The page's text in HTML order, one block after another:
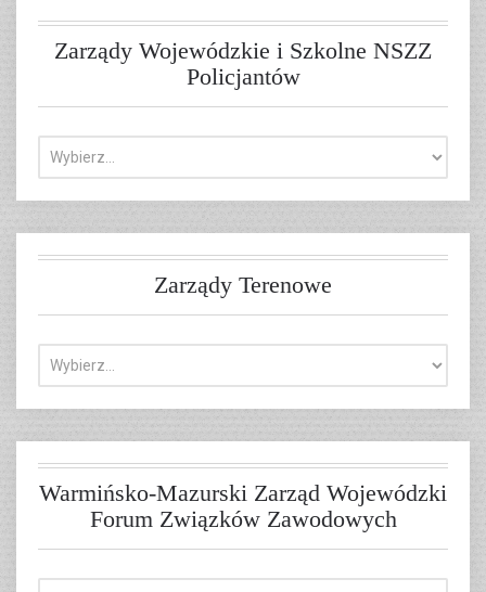
Zarządy Wojewódzkie i Szkolne NSZZ
Policjantów
Zarządy Terenowe
Warmińsko-Mazurski Zarząd Wojewódzki
Forum Związków Zawodowych